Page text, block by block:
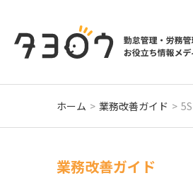
ホーム 業務改善ガイド
業務改善ガイド